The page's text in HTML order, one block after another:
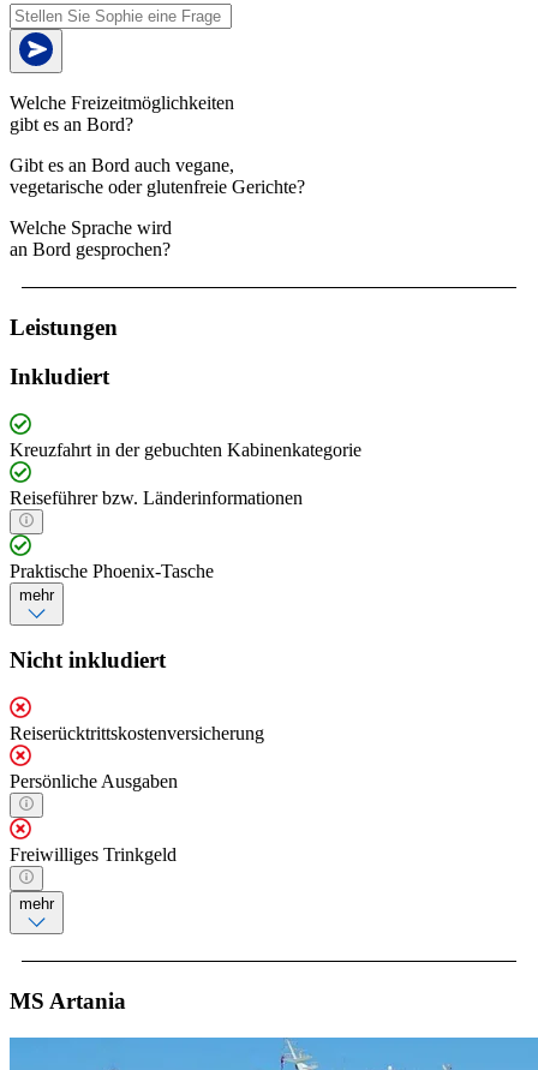
Welche Freizeitmöglichkeiten
gibt es an Bord?
Gibt es an Bord auch vegane,
vegetarische oder glutenfreie Gerichte?
Welche Sprache wird
an Bord gesprochen?
Leistungen
Inkludiert
Kreuzfahrt in der gebuchten Kabinenkategorie
Reiseführer bzw. Länderinformationen
Praktische Phoenix-Tasche
mehr
Nicht inkludiert
Reiserücktrittskostenversicherung
Persönliche Ausgaben
Freiwilliges Trinkgeld
mehr
MS Artania